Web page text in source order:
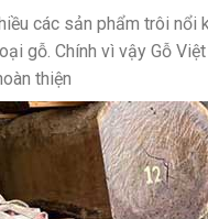
các sản phẩm trôi
gỗ. Chính vì vậy Gỗ
thiện